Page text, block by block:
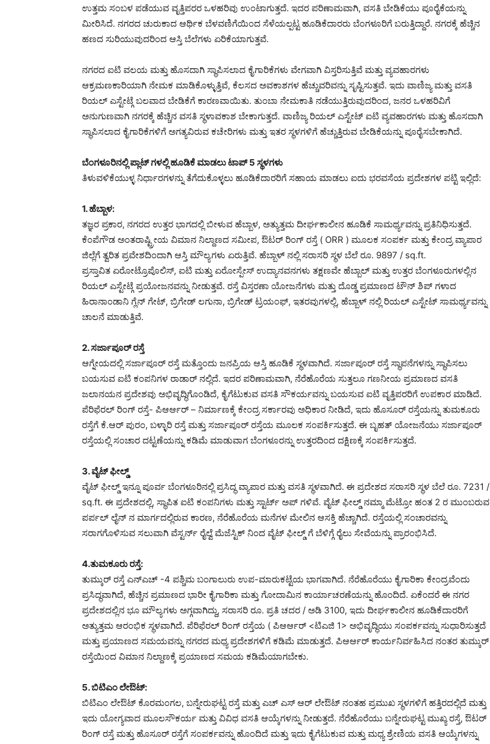
ಉತ್ತಮ ಸಂಬಳ ಪಡೆಯುವ ವೃತ್ತಿಪರರ ಒಳಹರಿವು ಉಂಟಾಗುತ್ತದೆ. ಇದರ ಪರಿಣಾಮವಾಗಿ, ವಸತಿ ಬೇಡಿಕೆಯು ಪೂರೈಕೆಯನ್ನು
ಮೀರಿಸಿದೆ. ನಗರದ ಚುರುಕಾದ ಆರ್ಥಿಕ ಬೆಳವಣಿಗೆಯಿಂದ ಸೆಳೆಯಲ್ಪಟ್ಟ ಹೂಡಿಕೆದಾರರು ಬೆಂಗಳೂರಿಗೆ ಬರುತ್ತಿದ್ದಾರೆ. ನಗರಕ್ಕೆ ಹೆಚ್ಚಿನ
ಹಣದ ಸುರಿಯುವುದರಿಂದ ಆಸ್ತಿ ಬೆಲೆಗಳು ಏರಿಕೆಯಾಗುತ್ತವೆ.
ನಗರದ ಐಟಿ ವಲಯ ಮತ್ತು ಹೊಸದಾಗಿ ಸ್ಥಾಪಿಸಲಾದ ಕೈಗಾರಿಕೆಗಳು ವೇಗವಾಗಿ ವಿಸ್ತರಿಸುತ್ತಿವೆ ಮತ್ತು ವ್ಯವಹಾರಗಳು
ಆಕ್ರಮಣಕಾರಿಯಾಗಿ ನೇಮಕ ಮಾಡಿಕೊಳ್ಳುತ್ತಿವೆ, ಕೆಲಸದ ಅವಕಾಶಗಳ ಹೆಚ್ಚುವರಿವನ್ನು ಸೃಷ್ಟಿಸುತ್ತವೆ. ಇದು ವಾಣಿಜ್ಯ ಮತ್ತು ವಸತಿ
ರಿಯಲ್ ಎಸ್ಟೇಟ್ಗೆ ಬಲವಾದ ಬೇಡಿಕೆಗೆ ಕಾರಣವಾಯಿತು. ತುಂಬಾ ನೇಮಕಾತಿ ನಡೆಯುತ್ತಿರುವುದರಿಂದ, ಜನರ ಒಳಹರಿವಿಗೆ
ಅನುಗುಣವಾಗಿ ನಗರಕ್ಕೆ ಹೆಚ್ಚಿನ ವಸತಿ ಸ್ಥಳಾವಕಾಶ ಬೇಕಾಗುತ್ತದೆ. ವಾಣಿಜ್ಯ ರಿಯಲ್ ಎಸ್ಟೇಟ್ ಐಟಿ ವ್ಯವಹಾರಗಳು ಮತ್ತು ಹೊಸದಾಗಿ
ಸ್ಥಾಪಿಸಲಾದ ಕೈಗಾರಿಕೆಗಳಿಗೆ ಅಗತ್ಯವಿರುವ ಕಚೇರಿಗಳು ಮತ್ತು ಇತರ ಸ್ಥಳಗಳಿಗೆ ಹೆಚ್ಚುತ್ತಿರುವ ಬೇಡಿಕೆಯನ್ನು ಪೂರೈಸಬೇಕಾಗಿದೆ.
ಬೆಂಗಳೂರಿನಲ್ಲಿ ಪ್ಲಾಟ್ ಗಳಲ್ಲಿ ಹೂಡಿಕೆ ಮಾಡಲು ಟಾಪ್ 5 ಸ್ಥಳಗಳು
ತಿಳುವಳಿಕೆಯುಳ್ಳ ನಿರ್ಧಾರಗಳನ್ನು ತೆಗೆದುಕೊಳ್ಳಲು ಹೂಡಿಕೆದಾರರಿಗೆ ಸಹಾಯ ಮಾಡಲು ಐದು ಭರವಸೆಯ ಪ್ರದೇಶಗಳ ಪಟ್ಟಿ ಇಲ್ಲಿದೆ:
1. ಹೆಬ್ಬಾಳ:
ತಜ್ಞರ ಪ್ರಕಾರ, ನಗರದ ಉತ್ತರ ಭಾಗದಲ್ಲಿ ಬೀಳುವ ಹೆಬ್ಬಾಳ, ಅತ್ಯುತ್ತಮ ದೀರ್ಘಕಾಲೀನ ಹೂಡಿಕೆ ಸಾಮರ್ಥ್ಯವನ್ನು ಪ್ರತಿನಿಧಿಸುತ್ತದೆ.
ಕೆಂಪೆಗೌಡ ಅಂತರಾಷ್ಟ್ರೀಯ ವಿಮಾನ ನಿಲ್ದಾಣದ ಸಮೀಪ, ಔಟರ್ ರಿಂಗ್ ರಸ್ತೆ ( ORR ) ಮೂಲಕ ಸಂಪರ್ಕ ಮತ್ತು ಕೇಂದ್ರ ವ್ಯಾಪಾರ
ಜಿಲ್ಲೆಗೆ ತ್ವರಿತ ಪ್ರವೇಶದಿಂದಾಗಿ ಆಸ್ತಿ ಮೌಲ್ಯಗಳು ಏರುತ್ತಿವೆ. ಹೆಬ್ಬಾಳ್ ನಲ್ಲಿ ಸರಾಸರಿ ಸ್ಥಳ ಬೆಲೆ ರೂ. 9897 / sq.ft.
ಪ್ರಸ್ತಾವಿತ ಏರೋಟ್ರೊಪೊಲಿಸ್, ಐಟಿ ಮತ್ತು ಏರೋಸ್ಪೇಸ್ ಉದ್ಯಾನವನಗಳು ತಕ್ಷಣವೇ ಹೆಬ್ಬಾಲ್ ಮತ್ತು ಉತ್ತರ ಬೆಂಗಳೂರುಗಳಲ್ಲಿನ
ರಿಯಲ್ ಎಸ್ಟೇಟ್ಗೆ ಪ್ರಯೋಜನವನ್ನು ನೀಡುತ್ತವೆ. ರಸ್ತೆ ವಿಸ್ತರಣಾ ಯೋಜನೆಗಳು ಮತ್ತು ದೊಡ್ಡ ಪ್ರಮಾಣದ ಟೌನ್ ಶಿಪ್ ಗಳಾದ
ಹಿರಾನಾಂಡಾನಿ ಗ್ಲೆನ್ ಗೇಟ್, ಬ್ರಿಗೇಡ್ ಲಗುನಾ, ಬ್ರಿಗೇಡ್ ಟ್ರಯಂಫ್, ಇತರವುಗಳಲ್ಲಿ, ಹೆಬ್ಬಾಳ್ ನಲ್ಲಿ ರಿಯಲ್ ಎಸ್ಟೇಟ್ ಸಾಮರ್ಥ್ಯವನ್ನು
ಚಾಲನೆ ಮಾಡುತ್ತಿವೆ.
2. ಸರ್ಜಾಪೂರ್ ರಸ್ತೆ
ಆಗ್ನೇಯದಲ್ಲಿ ಸರ್ಜಾಪೂರ್ ರಸ್ತೆ ಮತ್ತೊಂದು ಜನಪ್ರಿಯ ಆಸ್ತಿ ಹೂಡಿಕೆ ಸ್ಥಳವಾಗಿದೆ. ಸರ್ಜಾಪೂರ್ ರಸ್ತೆ ಸ್ಥಾಪನೆಗಳನ್ನು ಸ್ಥಾಪಿಸಲು
ಬಯಸುವ ಐಟಿ ಕಂಪನಿಗಳ ರಾಡಾರ್ ನಲ್ಲಿದೆ. ಇದರ ಪರಿಣಾಮವಾಗಿ, ನೆರೆಹೊರೆಯ ಸುತ್ತಲೂ ಗಣನೀಯ ಪ್ರಮಾಣದ ವಸತಿ
ಜಲಾನಯನ ಪ್ರದೇಶವು ಅಭಿವೃದ್ಧಿಗೊಂಡಿದೆ, ಕೈಗೆಟುಕುವ ವಸತಿ ಸೌಕರ್ಯವನ್ನು ಬಯಸುವ ಐಟಿ ವೃತ್ತಿಪರರಿಗೆ ಉಪಕಾರ ಮಾಡಿದೆ.
ಪೆರಿಫೆರಲ್ ರಿಂಗ್ ರಸ್ತೆ- ಪಿಆರ್ಆರ್ – ನಿರ್ಮಾಣಕ್ಕೆ ಕೇಂದ್ರ ಸರ್ಕಾರವು ಅಧಿಕಾರ ನೀಡಿದೆ, ಇದು ಹೊಸೂರ್ ರಸ್ತೆಯನ್ನು ತುಮಕೂರು
ರಸ್ತೆಗೆ ಕೆ.ಆರ್ ಪುರಂ, ಬಳ್ಳಾರಿ ರಸ್ತೆ ಮತ್ತು ಸರ್ಜಾಪೂರ್ ರಸ್ತೆಯ ಮೂಲಕ ಸಂಪರ್ಕಿಸುತ್ತದೆ. ಈ ಬೃಹತ್ ಯೋಜನೆಯು ಸರ್ಜಾಪೂರ್
ರಸ್ತೆಯಲ್ಲಿ ಸಂಚಾರ ದಟ್ಟಣೆಯನ್ನು ಕಡಿಮೆ ಮಾಡುವಾಗ ಬೆಂಗಳೂರನ್ನು ಉತ್ತರದಿಂದ ದಕ್ಷಿಣಕ್ಕೆ ಸಂಪರ್ಕಿಸುತ್ತದೆ.
3. ವೈಟ್ ಫೀಲ್ಡ್
ವೈಟ್ ಫೀಲ್ಡ್ ಇನ್ನೂ ಪೂರ್ವ ಬೆಂಗಳೂರಿನಲ್ಲಿ ಪ್ರಸಿದ್ಧ ವ್ಯಾಪಾರ ಮತ್ತು ವಸತಿ ಸ್ಥಳವಾಗಿದೆ. ಈ ಪ್ರದೇಶದ ಸರಾಸರಿ ಸ್ಥಳ ಬೆಲೆ ರೂ. 7231 /
sq.ft. ಈ ಪ್ರದೇಶದಲ್ಲಿ, ಸ್ಥಾಪಿತ ಐಟಿ ಕಂಪನಿಗಳು ಮತ್ತು ಸ್ಟಾರ್ಟ್ ಅಪ್ ಗಳಿವೆ. ವೈಟ್ ಫೀಲ್ಡ್ ನಮ್ಮಾ ಮೆಟ್ರೋ ಹಂತ 2 ರ ಮುಂಬರುವ
ಪರ್ಪಲ್ ಲೈನ್ ನ ಮಾರ್ಗದಲ್ಲಿರುವ ಕಾರಣ, ನೆರೆಹೊರೆಯ ಮನೆಗಳ ಮೇಲಿನ ಆಸಕ್ತಿ ಹೆಚ್ಚಾಗಿದೆ. ರಸ್ತೆಯಲ್ಲಿ ಸಂಚಾರವನ್ನು
ಸರಾಗಗೊಳಿಸುವ ಸಲುವಾಗಿ ವೆಸ್ಟರ್ನ್ ರೈಲ್ವೆ ಮೆಜೆಸ್ಟಿಕ್ ನಿಂದ ವೈಟ್ ಫೀಲ್ಡ್ ಗೆ ಬೆಳಿಗ್ಗೆ ರೈಲು ಸೇವೆಯನ್ನು ಪ್ರಾರಂಭಿಸಿದೆ.
4.ತುಮಕೂರು ರಸ್ತೆ:
ತುಮ್ಕುರ್ ರಸ್ತೆ ಎನ್ಎಚ್ -4 ಪಶ್ಚಿಮ ಬಂಗಾಲುರು ಉಪ-ಮಾರುಕಟ್ಟೆಯ ಭಾಗವಾಗಿದೆ. ನೆರೆಹೊರೆಯು ಕೈಗಾರಿಕಾ ಕೇಂದ್ರವೆಂದು
ಪ್ರಸಿದ್ಧವಾಗಿದೆ, ಹೆಚ್ಚಿನ ಪ್ರಮಾಣದ ಭಾರೀ ಕೈಗಾರಿಕಾ ಮತ್ತು ಗೋದಾಮಿನ ಕಾರ್ಯಾಚರಣೆಯನ್ನು ಹೊಂದಿದೆ. ಏಕೆಂದರೆ ಈ ನಗರ
ಪ್ರದೇಶದಲ್ಲಿನ ಭೂ ಮೌಲ್ಯಗಳು ಅಗ್ಗವಾಗಿದ್ದು, ಸರಾಸರಿ ರೂ. ಪ್ರತಿ ಚದರ / ಅಡಿ 3100, ಇದು ದೀರ್ಘಕಾಲೀನ ಹೂಡಿಕೆದಾರರಿಗೆ
ಅತ್ಯುತ್ತಮ ಆರಂಭಿಕ ಸ್ಥಳವಾಗಿದೆ. ಪೆರಿಫೆರಲ್ ರಿಂಗ್ ರಸ್ತೆಯ ( ಪಿಆರ್ಆರ್ <ಟಿಎಜಿ 1> ಅಭಿವೃದ್ಧಿಯು ಸಂಪರ್ಕವನ್ನು ಸುಧಾರಿಸುತ್ತದೆ
ಮತ್ತು ಪ್ರಯಾಣದ ಸಮಯವನ್ನು ನಗರದ ಮಧ್ಯ ಪ್ರದೇಶಗಳಿಗೆ ಕಡಿಮೆ ಮಾಡುತ್ತದೆ. ಪಿಆರ್ಆರ್ ಕಾರ್ಯನಿರ್ವಹಿಸಿದ ನಂತರ ತುಮ್ಕುರ್
ರಸ್ತೆಯಿಂದ ವಿಮಾನ ನಿಲ್ದಾಣಕ್ಕೆ ಪ್ರಯಾಣದ ಸಮಯ ಕಡಿಮೆಯಾಗಬೇಕು.
5. ಬಿಟಿಎಂ ಲೇಔಟ್:
ಬಿಟಿಎಂ ಲೇಔಟ್ ಕೊರಮಂಗಲ, ಬನ್ನೇರುಘಟ್ಟ ರಸ್ತೆ ಮತ್ತು ಎಚ್ ಎಸ್ ಆರ್ ಲೇಔಟ್ ನಂತಹ ಪ್ರಮುಖ ಸ್ಥಳಗಳಿಗೆ ಹತ್ತಿರದಲ್ಲಿದೆ ಮತ್ತು
ಇದು ಯೋಗ್ಯವಾದ ಮೂಲಸೌಕರ್ಯ ಮತ್ತು ವಿವಿಧ ವಸತಿ ಆಯ್ಕೆಗಳನ್ನು ನೀಡುತ್ತದೆ. ನೆರೆಹೊರೆಯು ಬನ್ನೇರುಘಟ್ಟ ಮುಖ್ಯ ರಸ್ತೆ, ಔಟರ್
ರಿಂಗ್ ರಸ್ತೆ ಮತ್ತು ಹೊಸೂರ್ ರಸ್ತೆಗೆ ಸಂಪರ್ಕವನ್ನು ಹೊಂದಿದೆ ಮತ್ತು ಇದು ಕೈಗೆಟುಕುವ ಮತ್ತು ಮಧ್ಯ ಶ್ರೇಣಿಯ ವಸತಿ ಆಯ್ಕೆಗಳನ್ನು